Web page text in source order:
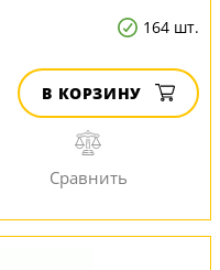
164 шт.
В КОРЗИНУ